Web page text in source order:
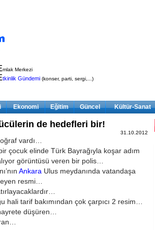
mlak Merkezi
tkinlik Gündemi (konser, parti, sergi,...)
Ekonomi Eğitim Güncel Kültür-Sanat
de hedefleri bir!
31.10.2012
vardı…
çocuk elinde Türk Bayrağıyla koşar adım
görüntüsü veren bir polis…
Ankara Ulus meydanında vatandaşa
resmi…
hali tarif bakımından çok çarpıcı 2 resim…
düşüren…